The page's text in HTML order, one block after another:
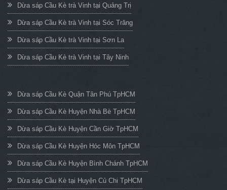
Dừa sáp Cầu Kè trà Vinh tại Quảng Trị
Dừa sáp Cầu Kè trà Vinh tại Sóc Trăng
Dừa sáp Cầu Kè trà Vinh tại Sơn La
Dừa sáp Cầu Kè trà Vinh tại Tây Ninh
Dừa sáp Cầu Kè Quận Tân Phú TpHCM
Dừa sáp Cầu Kè Huyện Nhà Bè TpHCM
Dừa sáp Cầu Kè Huyện Cần Giờ TpHCM
Dừa sáp Cầu Kè Huyện Hóc Môn TpHCM
Dừa sáp Cầu Kè Huyện Bình Chánh TpHCM
Dừa sáp Cầu Kè tại Huyện Củ Chi TpHCM